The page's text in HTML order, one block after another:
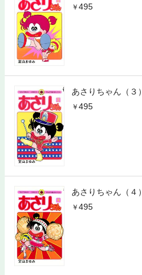
495
あさりちゃん（３）
495
あさりちゃん（４）
495